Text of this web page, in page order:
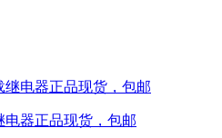
电器正品现货，包邮